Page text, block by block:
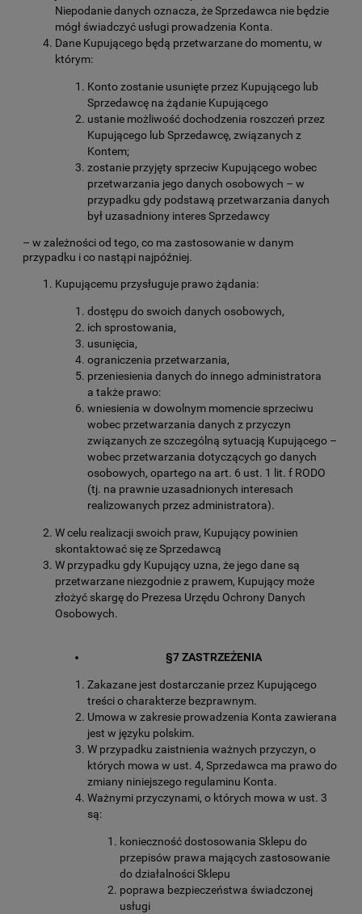
Niepodanie danych oznacza, że Sprzedawca nie będzie
mógł świadczyć usługi prowadzenia Konta.
Dane Kupującego będą przetwarzane do momentu, w
którym:
Konto zostanie usunięte przez Kupującego lub
Sprzedawcę na żądanie Kupującego
ustanie możliwość dochodzenia roszczeń przez
Kupującego lub Sprzedawcę, związanych z
Kontem;
zostanie przyjęty sprzeciw Kupującego wobec
przetwarzania jego danych osobowych – w
przypadku gdy podstawą przetwarzania danych
był uzasadniony interes Sprzedawcy
– w zależności od tego, co ma zastosowanie w danym
przypadku i co nastąpi najpóźniej.
Kupującemu przysługuje prawo żądania:
dostępu do swoich danych osobowych,
ich sprostowania,
usunięcia,
ograniczenia przetwarzania,
przeniesienia danych do innego administratora
a także prawo:
wniesienia w dowolnym momencie sprzeciwu
wobec przetwarzania danych z przyczyn
związanych ze szczególną sytuacją Kupującego –
wobec przetwarzania dotyczących go danych
osobowych, opartego na art. 6 ust. 1 lit. f RODO
(tj. na prawnie uzasadnionych interesach
realizowanych przez administratora).
W celu realizacji swoich praw, Kupujący powinien
skontaktować się ze Sprzedawcą
W przypadku gdy Kupujący uzna, że jego dane są
przetwarzane niezgodnie z prawem, Kupujący może
złożyć skargę do Prezesa Urzędu Ochrony Danych
Osobowych.
§7 ZASTRZEŻENIA
Zakazane jest dostarczanie przez Kupującego
treści o charakterze bezprawnym.
Umowa w zakresie prowadzenia Konta zawierana
jest w języku polskim.
W przypadku zaistnienia ważnych przyczyn, o
których mowa w ust. 4, Sprzedawca ma prawo do
zmiany niniejszego regulaminu Konta.
Ważnymi przyczynami, o których mowa w ust. 3
są:
konieczność dostosowania Sklepu do
przepisów prawa mających zastosowanie
do działalności Sklepu
poprawa bezpieczeństwa świadczonej
usługi